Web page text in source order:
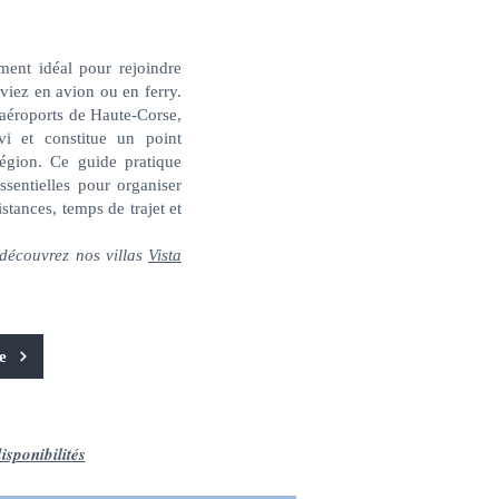
idéal pour rejoindre
en avion ou en ferry.
de Haute‑Corse,
et constitue un point
Ce guide pratique
pour organiser
temps de trajet et
nos villas Vista